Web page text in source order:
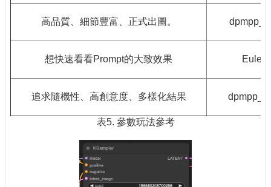
高品質、細節豐富、正式出圖。
想快速看看Prompt的大致效果 Euler
追求隨機性、高創意度、多樣化結果
表5. 參數玩法參考